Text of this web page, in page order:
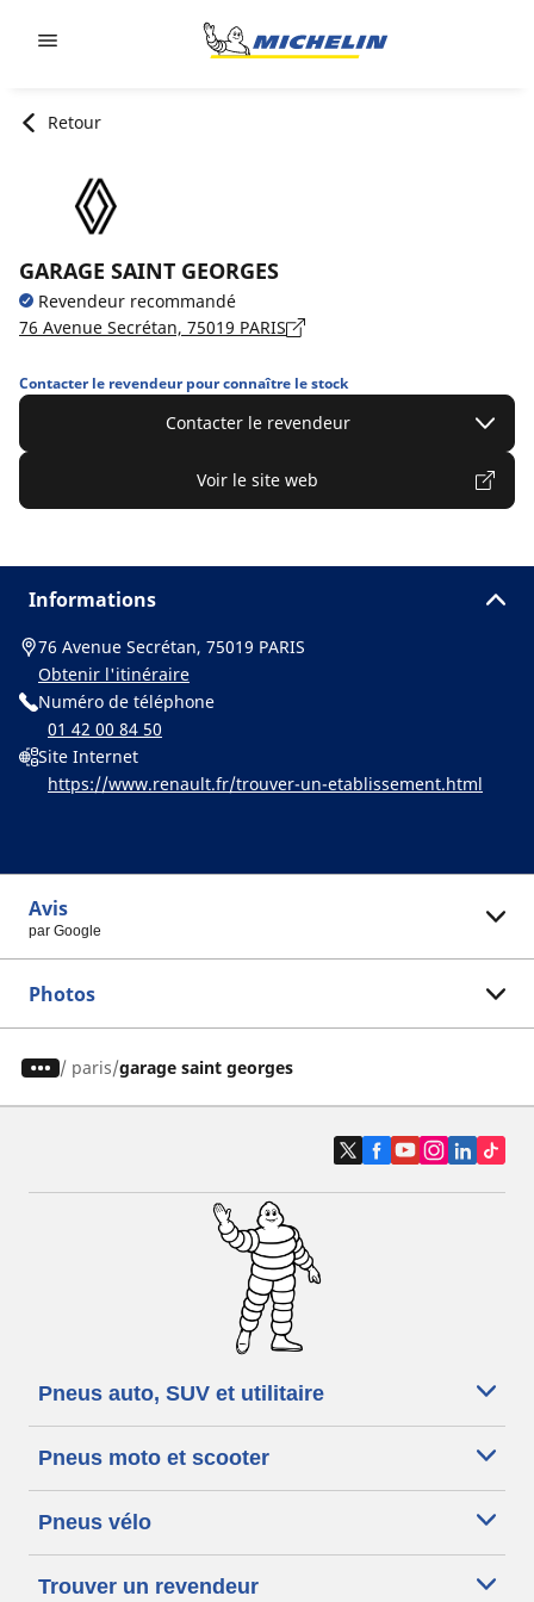
Retour
GARAGE SAINT GEORGES
Revendeur recommandé
76 Avenue Secrétan, 75019 PARIS
Contacter le revendeur pour connaître le stock
Contacter le revendeur
Voir le site web
Informations
76 Avenue Secrétan, 75019 PARIS
Obtenir l'itinéraire
Numéro de téléphone
01 42 00 84 50
Site Internet
https://www.renault.fr/trouver-un-etablissement.html
Avis
par Google
Photos
/ paris garage saint georges
Pneus auto, SUV et utilitaire
Pneus moto et scooter
Pneus vélo
Trouver un revendeur